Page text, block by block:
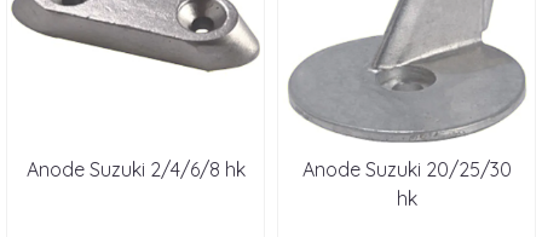
Anode Suzuki 2/4/6/8 hk
Anode Suzuki 20/25/30
hk